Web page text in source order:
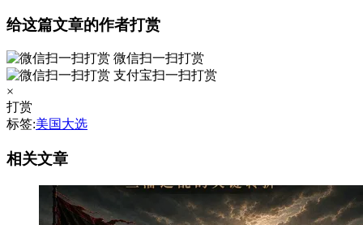
给这篇文章的作者打赏
微信扫一扫打赏
支付宝扫一扫打赏
×
打赏
标签:美国大选
相关文章